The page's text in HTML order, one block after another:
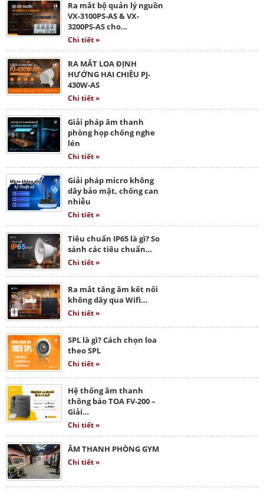
Ra mắt bộ quản lý nguồn
VX-3100PS-AS & VX-
3200PS-AS cho…
Chi tiết »
RA MẮT LOA ĐỊNH
HƯỚNG HAI CHIỀU PJ-
430W-AS
Chi tiết »
Giải pháp âm thanh
phòng họp chống nghe
lén
Chi tiết »
Giải pháp micro không
dây bảo mật, chống can
nhiễu
Chi tiết »
Tiêu chuẩn IP65 là gì? So
sánh các tiêu chuẩn…
Chi tiết »
Ra mắt tăng âm kết nối
không dây qua Wifi…
Chi tiết »
SPL là gì? Cách chọn loa
theo SPL
Chi tiết »
Hệ thống âm thanh
thông báo TOA FV-200 –
Giải…
Chi tiết »
ÂM THANH PHÒNG GYM
Chi tiết »